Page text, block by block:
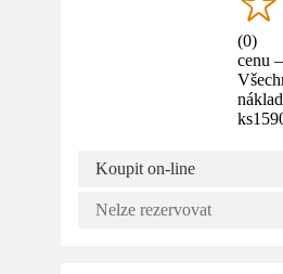
(0)
cenu
ks
Koupit on-line
Nelze rezervovat